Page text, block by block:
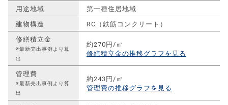
用途地域
第一種住居地域
建物構造
RC（鉄筋コンクリート）
修繕積立金
※最新売出事例より算
出
約270円/㎡
修繕積立金の推移グラフを見る
管理費
※最新売出事例より算
出
約243円/㎡
管理費の推移グラフを見る